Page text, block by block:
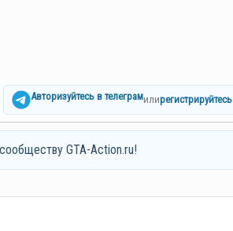
Авторизуйтесь в телеграмилирегистрируйтесь
GTA-Action.ru!